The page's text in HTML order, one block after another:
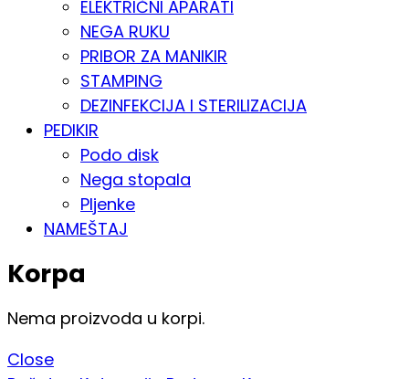
ELEKTRIČNI APARATI
NEGA RUKU
PRIBOR ZA MANIKIR
STAMPING
DEZINFEKCIJA I STERILIZACIJA
PEDIKIR
Podo disk
Nega stopala
Pljenke
NAMEŠTAJ
Korpa
Nema proizvoda u korpi.
Close